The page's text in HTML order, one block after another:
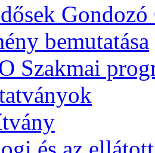
Gondozó
bemutatása
Szakmai